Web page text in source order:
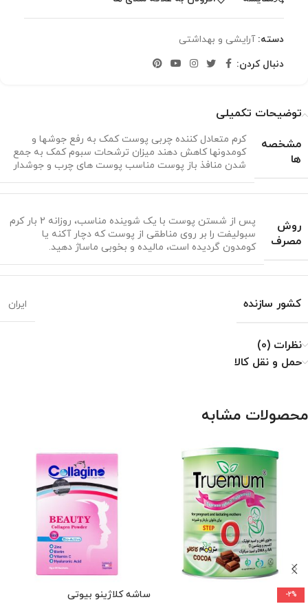
دسته: آرایشی و بهداشتی
دنبال کردن:
توضیحات تکمیلی
مشخصه
ها
کرم متعادل کننده چربی پوست کمک به رفع جوشها و
کومدونها کاهش دهند میزان ترشحات سبوم کمک به جمع
شدن منافذ باز پوست مناسب پوست های چرب و جوشدار
روش
مصرف
پس از شستن پوست با یک شوینده مناسب، روزانه 2 بار کرم
سبولیفت را بر روی مناطقی از پوست که دچار آکنه یا
کومدون گردیده است، مالیده و بخوبی ماساژ دهید.
کشور سازنده ایران
نظرات (0)
حمل و نقل کالا
محصولات مشابه
-2%
ساشه کلاژینو بیوتی